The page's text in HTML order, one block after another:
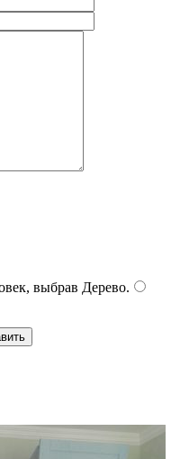
выбрав Дерево.